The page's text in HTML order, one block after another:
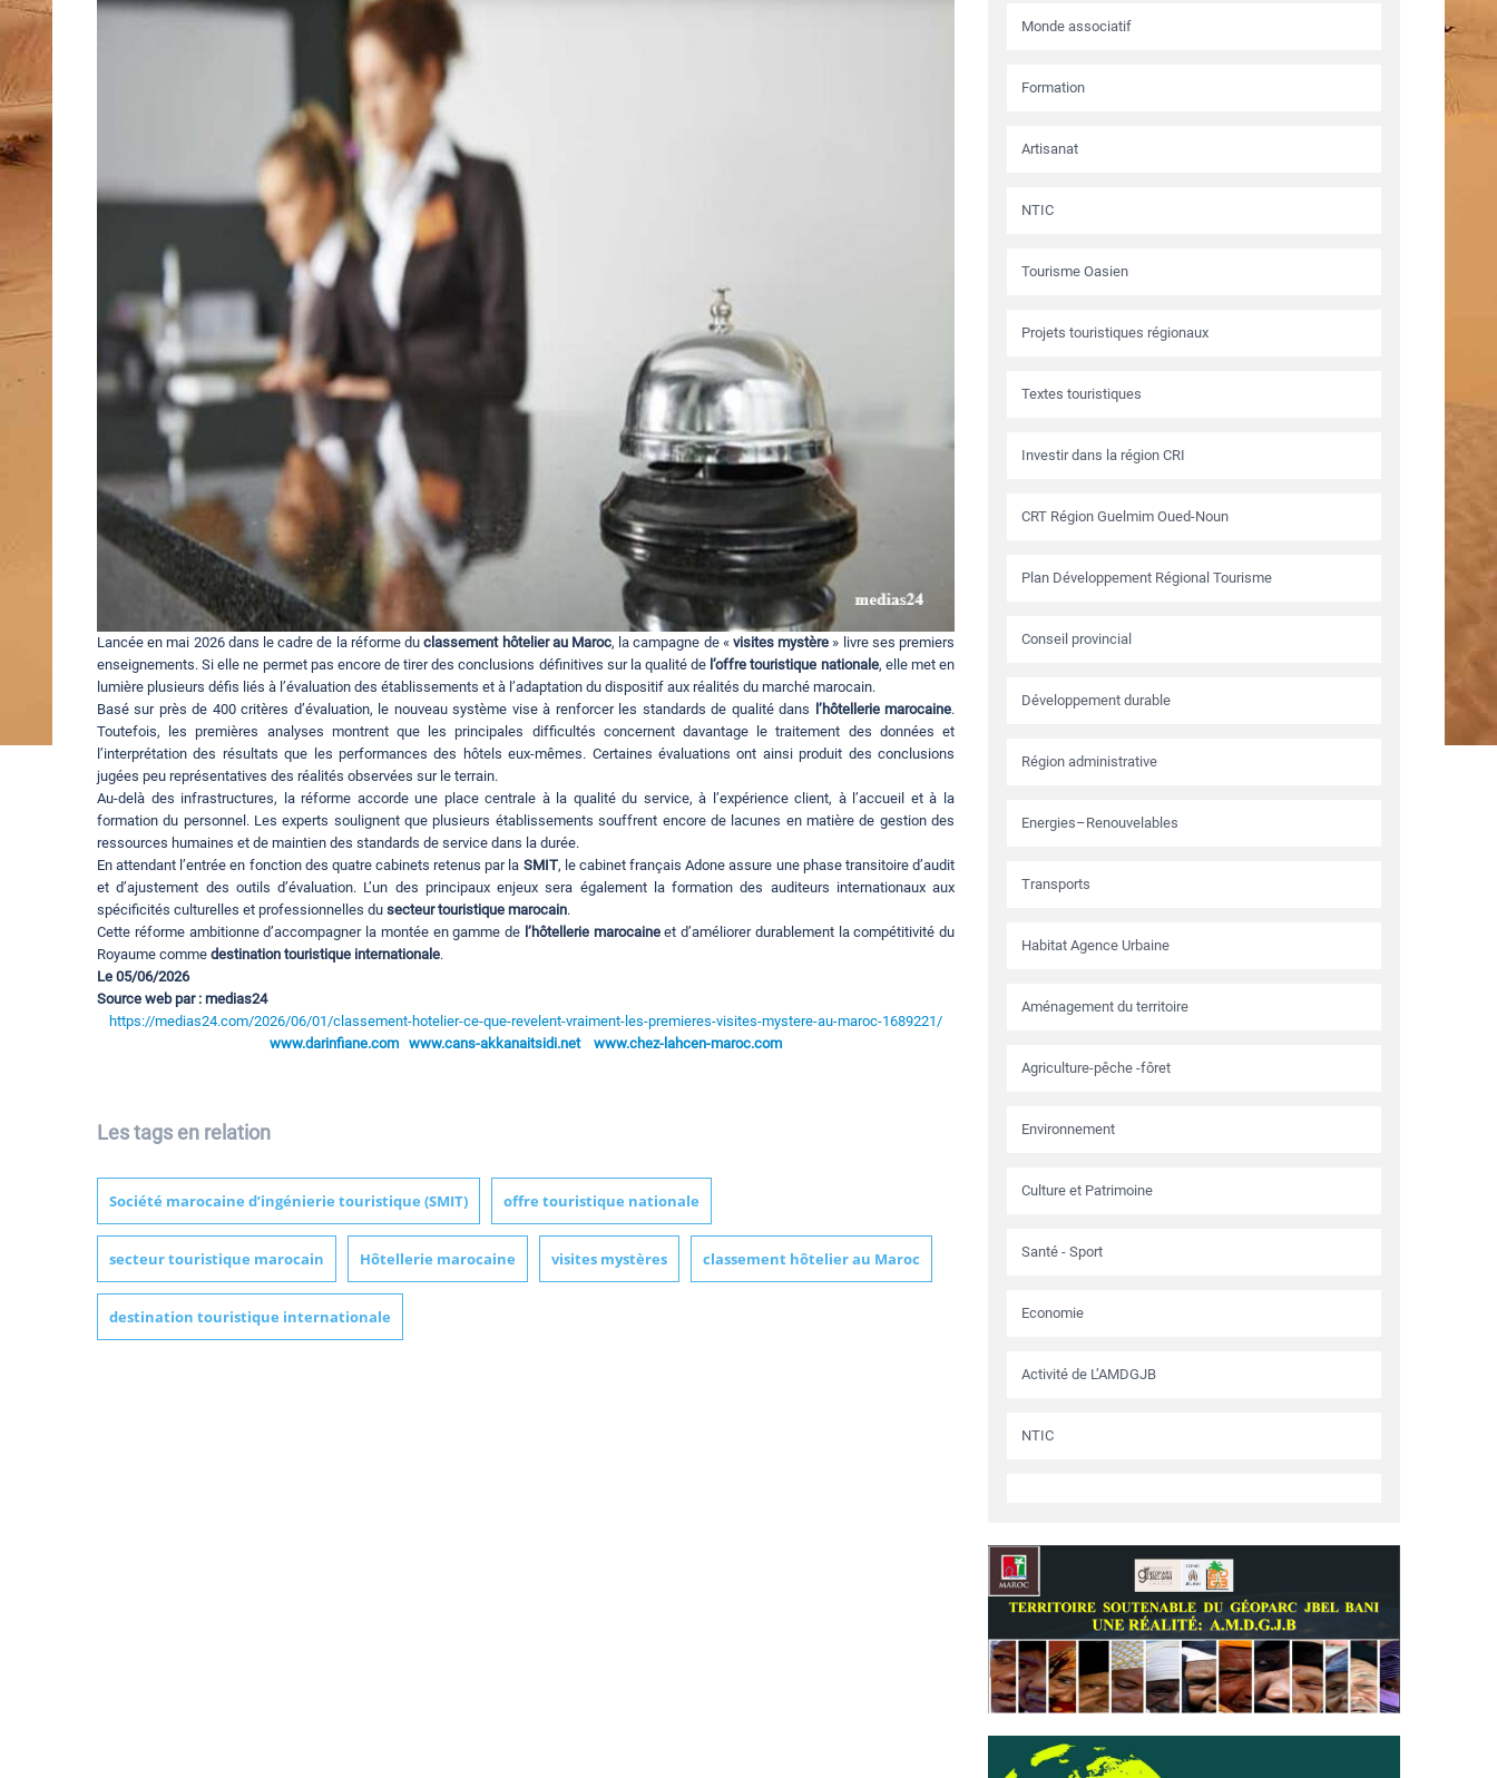
Lancée en mai 2026 dans le cadre de la réforme duclassement hôtelier au Maroc, la campagne de « visites mystère » livre ses premiers
enseignements. Si elle ne permet pas encore de tirer des conclusions définitives sur la qualité de l’offre touristique nationale, elle met en
lumière plusieurs défis liés à l’évaluation des établissements et à l’adaptation du dispositif aux réalités du marché marocain.
Basé sur près de 400 critères d’évaluation, le nouveau système vise à renforcer les standards de qualité dans l’hôtellerie marocaine.
Toutefois, les premières analyses montrent que les principales difficultés concernent davantage le traitement des données et
l’interprétation des résultats que les performances des hôtels eux-mêmes. Certaines évaluations ont ainsi produit des conclusions
jugées peu représentatives des réalités observées sur le terrain.
Au-delà des infrastructures, la réforme accorde une place centrale à la qualité du service, à l’expérience client, à l’accueil et à la
formation du personnel. Les experts soulignent que plusieurs établissements souffrent encore de lacunes en matière de gestion des
ressources humaines et de maintien des standards de service dans la durée.
En attendant l’entrée en fonction des quatre cabinets retenus par la SMIT, le cabinet français Adone assure une phase transitoire d’audit
et d’ajustement des outils d’évaluation. L’un des principaux enjeux sera également la formation des auditeurs internationaux aux
spécificités culturelles et professionnelles du secteur touristique marocain.
Cette réforme ambitionne d’accompagner la montée en gamme de l’hôtellerie marocaineet d’améliorer durablement la compétitivité du
Royaume comme destination touristique internationale.
Le 05/06/2026
Source web par : medias24
https://medias24.com/2026/06/01/classement-hotelier-ce-que-revelent-vraiment-les-premieres-visites-mystere-au-maroc-1689221/
www.darinfiane.com www.cans-akkanaitsidi.net www.chez-lahcen-maroc.com
Les tags en relation
Société marocaine d’ingénierie touristique (SMIT) offre touristique nationale
secteur touristique marocain Hôtellerie marocaine visites mystères classement hôtelier au Maroc
destination touristique internationale
Monde associatif
Formation
Artisanat
NTIC
Tourisme Oasien
Projets touristiques régionaux
Textes touristiques
Investir dans la région CRI
CRT Région Guelmim Oued-Noun
Plan Développement Régional Tourisme
Conseil provincial
Développement durable
Région administrative
Energies–Renouvelables
Transports
Habitat Agence Urbaine
Aménagement du territoire
Agriculture-pêche -fôret
Environnement
Culture et Patrimoine
Santé - Sport
Economie
Activité de L’AMDGJB
NTIC